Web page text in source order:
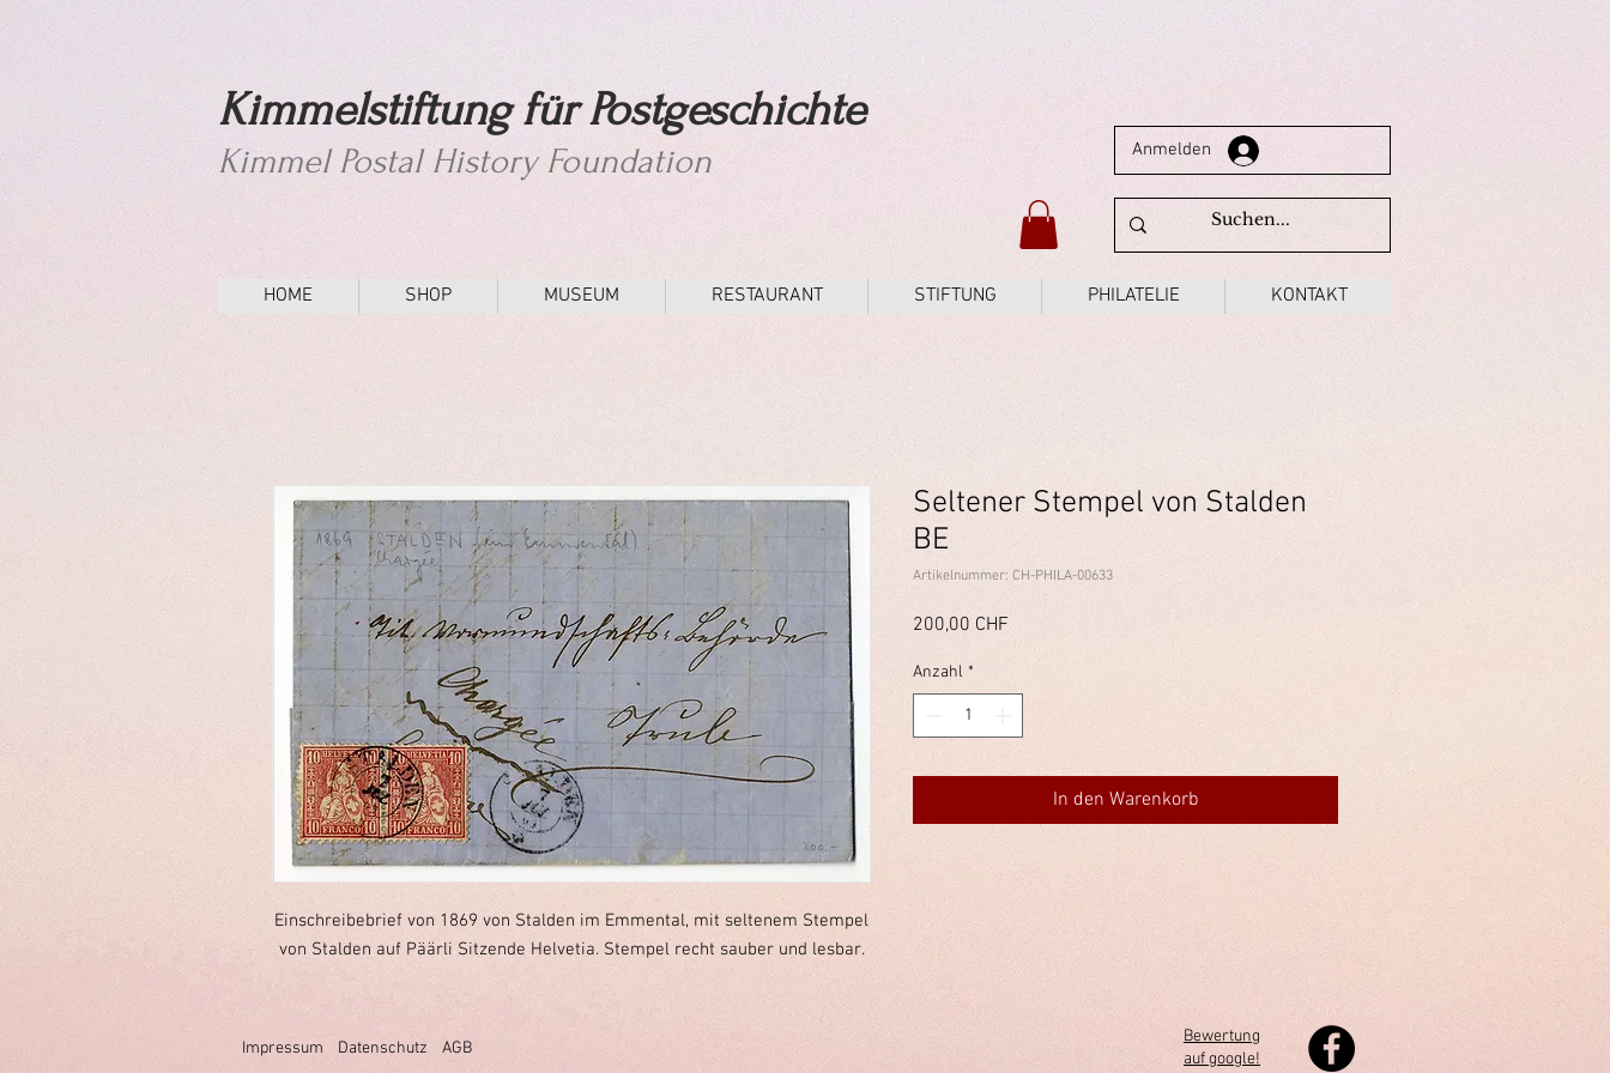
Kimmelstiftung für Postgeschichte
Kimmel Postal History Foundation Anmelden
HOME SHOP MUSEUM RESTAURANT STIFTUNG PHILATELIE KONTAKT
Einschreibebrief von 1869 von Stalden im Emmental, mit seltenem Stempel
von Stalden auf Päärli Sitzende Helvetia. Stempel recht sauber und lesbar.
Seltener Stempel von Stalden
BE
Artikelnummer: CH-PHILA-00633
200,00 CHF
Anzahl *
In den Warenkorb
Impressum Datenschutz AGB
Bewertung
auf google!